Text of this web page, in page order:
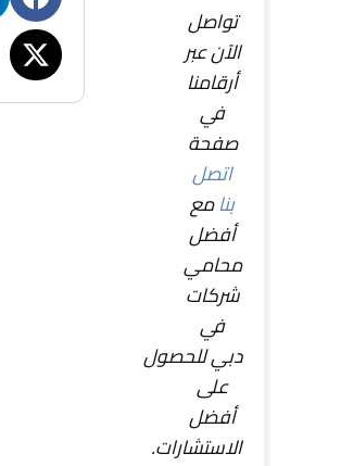
تواصل
الآن عبر
أرقامنا
في
صفحة
اتصل
بنامع
أفضل
محامي
شركات
في
دبي للحصول
على
أفضل
الاستشارات.